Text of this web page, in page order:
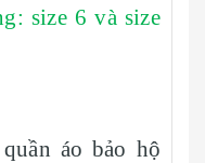
size 6 và size
áo bảo hộ